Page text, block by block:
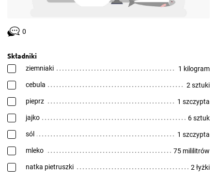
0
Składniki
ziemniaki 1 kilogram
cebula 2 sztuki
pieprz 1 szczypta
jajko 6 sztuk
sól 1 szczypta
mleko 75 mililitrów
natka pietruszki 2 łyżki